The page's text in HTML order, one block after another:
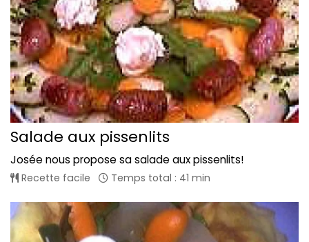
Salade aux pissenlits
Josée nous propose sa salade aux pissenlits!
Recette facile Temps total : 41 min